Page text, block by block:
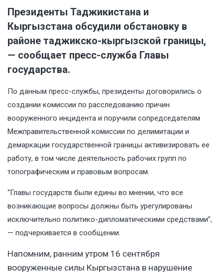
Президенты Таджикистана и
Кыргызстана обсудили обстановку в
районе таджикско-кыргызской границы,
— сообщает пресс-служба Главы
государства.
По данным пресс-службы, президенты договорились о
создании комиссии по расследованию причин
вооруженного инцидента и поручили сопредседателям
Межправительственной комиссии по делимитации и
демаркации государственной границы активизировать ее
работу, в том числе деятельность рабочих групп по
топографическим и правовым вопросам.
“Главы государств были едины во мнении, что все
возникающие вопросы должны быть урегулированы
исключительно политико-дипломатическими средствами”,
— подчеркивается в сообщении.
Напомним, ранним утром 16 сентября
вооруженные силы Кыргызстана в нарушение